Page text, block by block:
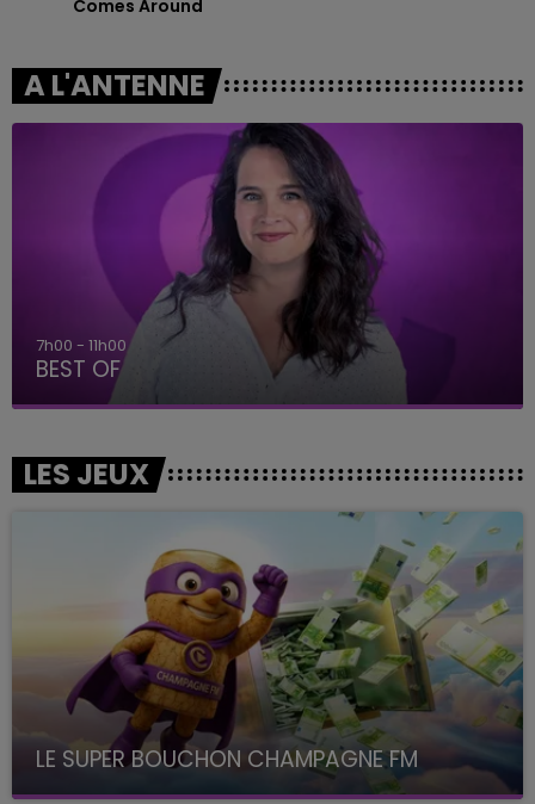
Comes Around
A L'ANTENNE
7h00 - 11h00
BEST OF
LES JEUX
LE SUPER BOUCHON CHAMPAGNE FM
avec La Famille Champagne FM, à 8H10